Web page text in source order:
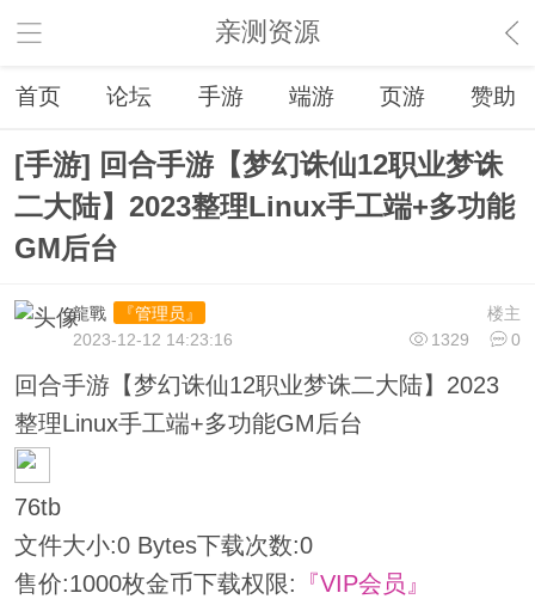
亲测资源
首页 论坛 手游 端游 页游 赞助
[手游] 回合手游【梦幻诛仙12职业梦诛
二大陆】2023整理Linux手工端+多功能
GM后台
楼主
龍戰
『管理员』
1329
0
2023-12-12 14:23:16
回合手游【梦幻诛仙12职业梦诛二大陆】2023
整理Linux手工端+多功能GM后台
76tb
文件大小:0 Bytes下载次数:0
售价:1000枚金币下载权限: 『VIP会员』